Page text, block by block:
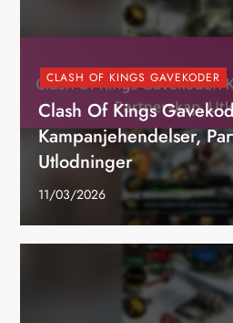
CLASH OF KINGS GAVEKODER
Clash Of Kings
Kampanjehendelser,
Utlodninger
11/03/2026